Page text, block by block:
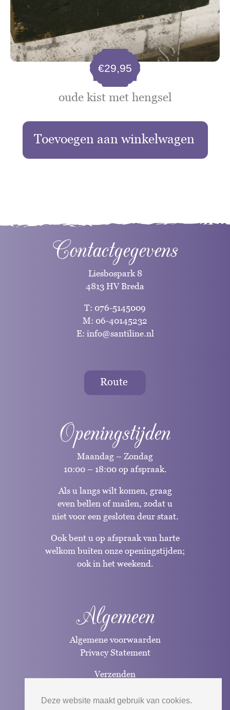
Deze website maakt gebruik van cookies.
oude kist met hengsel
€29,95
Toevoegen aan winkelwagen
Contactgegevens
Liesbospark 8
4813 HV Breda
T: 076-5145009
M: 06-40145232
E: info@santiline.nl
Route
Openingstijden
Maandag – Zondag
10:00 – 18:00 op afspraak.
Als u langs wilt komen, graag
even bellen of mailen, zodat u
niet voor een gesloten deur staat.
Ook bent u op afspraak van harte
welkom buiten onze openingstijden;
ook in het weekend.
Algemeen
Algemene voorwaarden
Privacy Statement
Verzenden